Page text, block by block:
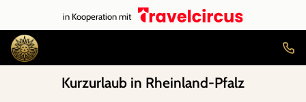
in Kooperation mit
Kurzurlaub in Rheinland-Pfalz